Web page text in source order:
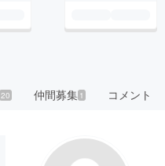
20 仲間募集 1 コメント